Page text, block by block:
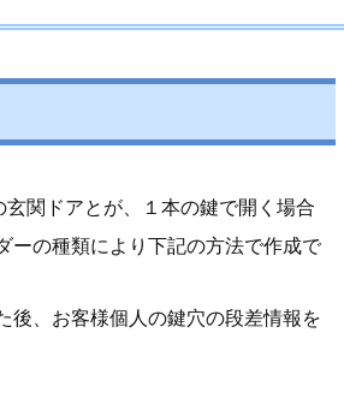
関ドアとが、１本の鍵で開く場合
ーの種類により下記の方法で作成で
後、お客様個人の鍵穴の段差情報を